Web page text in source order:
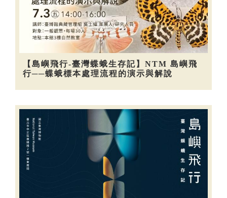
【島嶼飛行-臺灣蝶蛾生存記】NTM 島嶼飛
行──蝶蛾標本處理流程的演示與解說